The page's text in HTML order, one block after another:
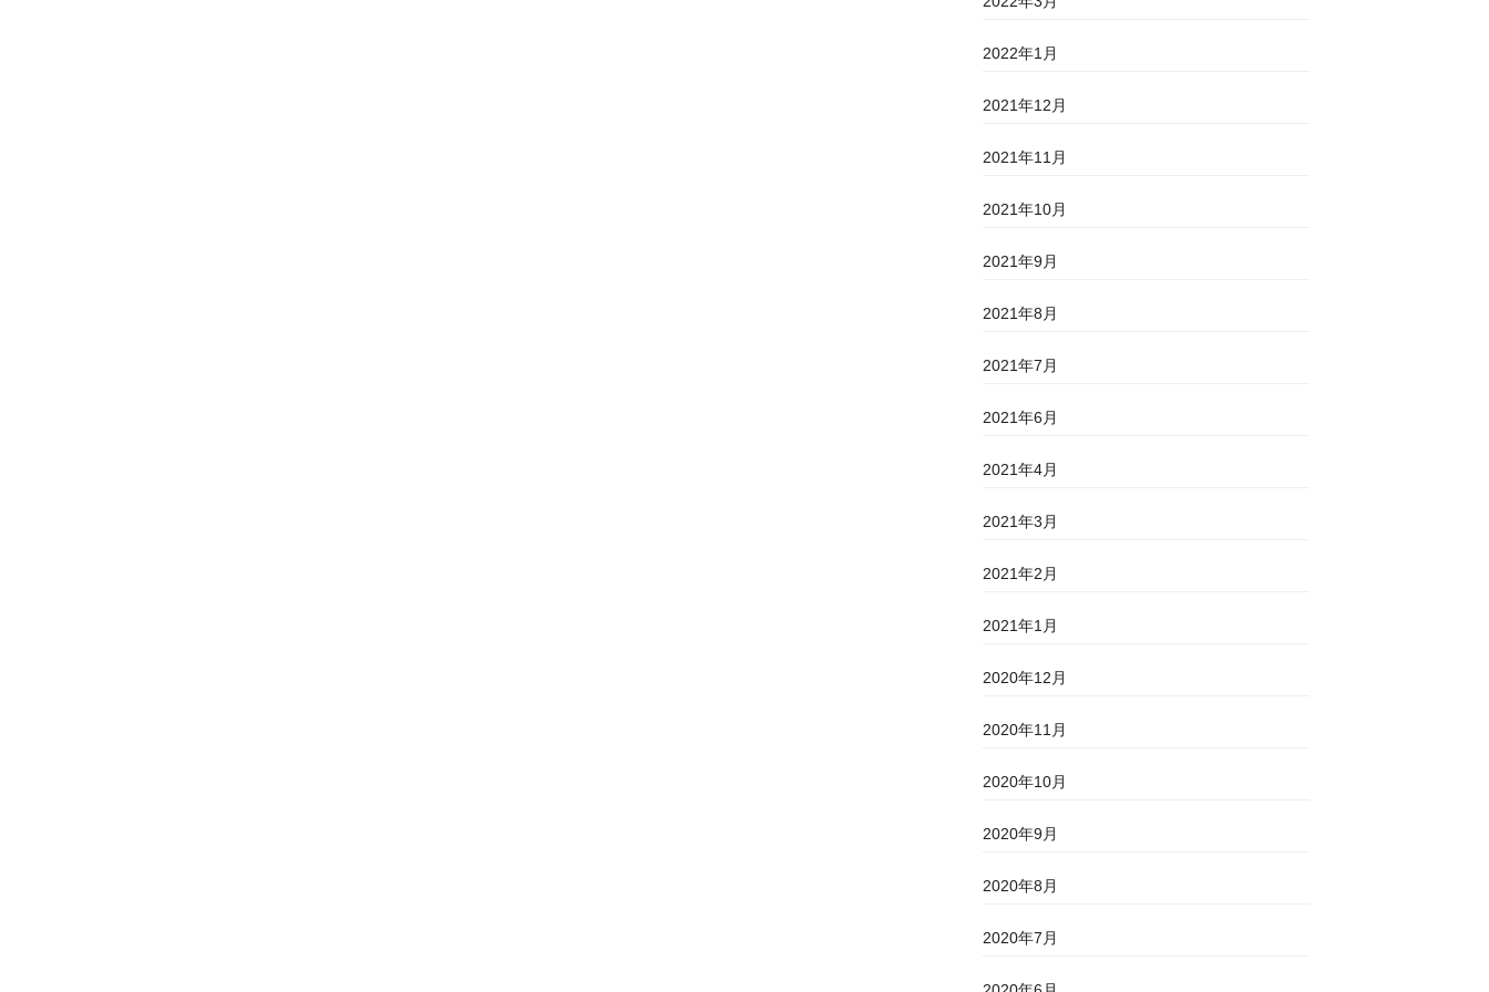
2022年1月
2021年12月
2021年11月
2021年10月
2021年9月
2021年8月
2021年7月
2021年6月
2021年4月
2021年3月
2021年2月
2021年1月
2020年12月
2020年11月
2020年10月
2020年9月
2020年8月
2020年7月